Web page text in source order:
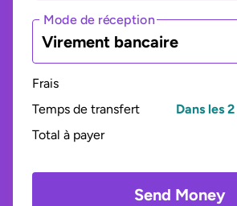
Mode de réception
Virement bancaire
Frais
Temps de transfert
Dans les
Total à payer
Send Money